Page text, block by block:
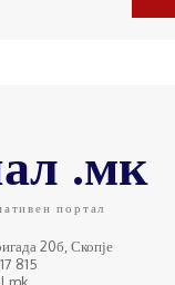
.мк
портал
20б, Скопје
815